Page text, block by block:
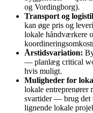
og Vordingborg).
Transport og
kan øge pris og
lokale håndværkere
Årstidsvariation:
— planlæg critical
hvis muligt.
Muligheder for
lokale entreprenører
svartider — brug det
lignende lokale